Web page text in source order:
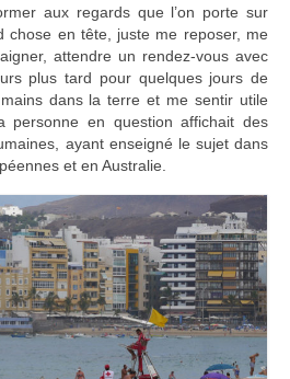
aux regards que l’on porte sur
chose en tête, juste me reposer, me
attendre un rendez-vous avec
plus tard pour quelques jours de
dans la terre et me sentir utile
personne en question affichait des
ayant enseigné le sujet dans
et en Australie.